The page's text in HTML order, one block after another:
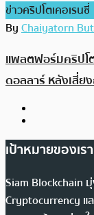
ข่าวคริปโตเคอเรนซี่
ByChaiyatorn
แพลตฟอร์มคริปโ
ดอลลาร์ หลังเสี่ย
เป้าหมายของเรา
Siam Blockchain
Cryptocurrency แ